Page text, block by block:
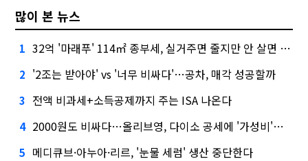
많이 본 뉴스
1 32억 '마래푸' 114㎡ 종부세, 실거주면 줄지만 안 살면 2.5배
2 '2조는 받아야' vs '너무 비싸다'…공차, 매각 성공할까
3 전액 비과세+소득공제까지 주는 ISA 나온다
4 2000원도 비싸다…올리브영, 다이소 공세에 '가성비'로 맞불
5 메디큐브·아누아·리르, '눈물 세럼' 생산 중단한다